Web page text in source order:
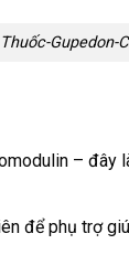
Thuốc-Gupedon-
–
để phụ trợ